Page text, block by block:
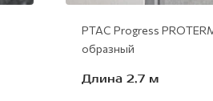
PTAC Progress
образный
Длина 2,7 м